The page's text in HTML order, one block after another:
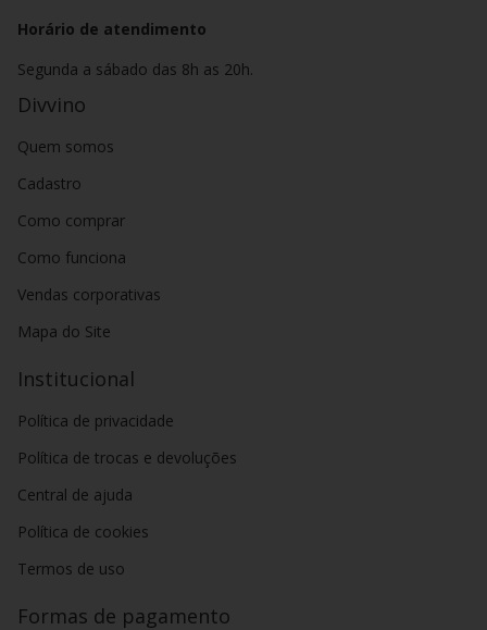
Horário de atendimento
Segunda a sábado das 8h as 20h.
Divvino
Quem somos
Cadastro
Como comprar
Como funciona
Vendas corporativas
Mapa do Site
Institucional
Política de privacidade
Política de trocas e devoluções
Central de ajuda
Política de cookies
Termos de uso
Formas de pagamento